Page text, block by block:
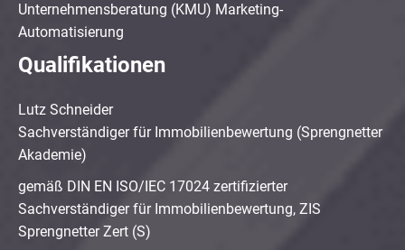
Unternehmensberatung (KMU) Marketing-
Automatisierung
Qualifikationen
Lutz Schneider
Sachverständiger für Immobilienbewertung (Sprengnetter
Akademie)
gemäß DIN EN ISO/IEC 17024 zertifizierter
Sachverständiger für Immobilienbewertung, ZIS
Sprengnetter Zert (S)